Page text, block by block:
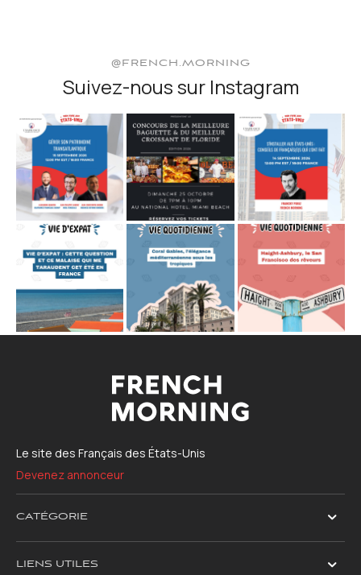
@FRENCH.MORNING
Suivez-nous sur Instagram
Le site des Français des États-Unis
Devenez annonceur
CATÉGORIE
LIENS UTILES